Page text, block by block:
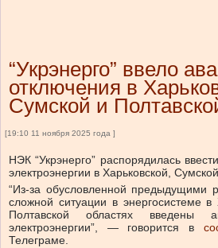
“Укрэнерго” ввело
отключения в
Сумской и
[19:10 11 ноября 2025 года ]
НЭК “Укрэнерго” распорядилась
электроэнергии в Харьковской,
“Из-за обусловленной предыдущими
сложной ситуации в энергосистеме
Полтавской областях введены
электроэнергии”, — говорится в
Телеграме.